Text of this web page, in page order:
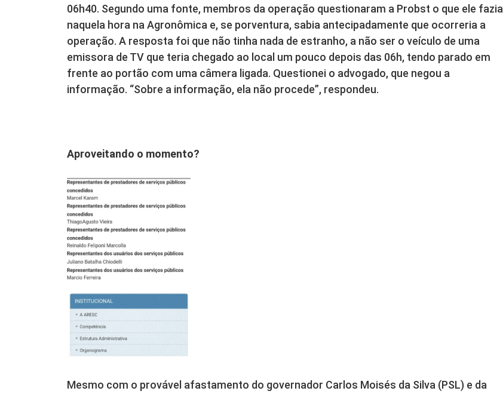
06h40. Segundo uma fonte, membros da operação questionaram a Probst o que ele fazia
naquela hora na Agronômica e, se porventura, sabia antecipadamente que ocorreria a
operação. A resposta foi que não tinha nada de estranho, a não ser o veículo de uma
emissora de TV que teria chegado ao local um pouco depois das 06h, tendo parado em
frente ao portão com uma câmera ligada. Questionei o advogado, que negou a
informação. “Sobre a informação, ela não procede”, respondeu.
Aproveitando o momento?
Mesmo com o provável afastamento do governador Carlos Moisés da Silva (PSL) e da